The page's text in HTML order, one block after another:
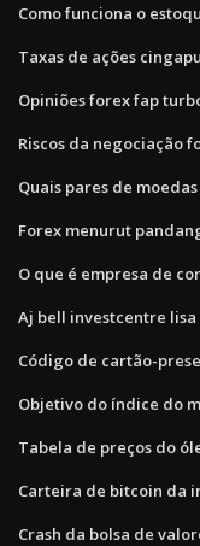
Como funciona o
Taxas de ações
Opiniões forex fap
Riscos da negociação
Quais pares de
Forex menurut
O que é empresa de
Aj bell investcentre lisa
Código de cartão-
Objetivo do índice do
Tabela de preços do
Carteira de bitcoin da
Crash da bolsa de